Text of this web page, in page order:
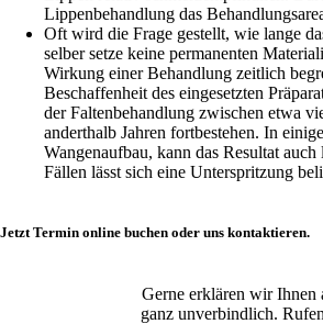
Lippenbehandlung das
Oft wird die Frage gestellt, wie lange
selber setze keine permanenten
Wirkung einer Behandlung zeitlich
Beschaffenheit des eingesetzten
der Faltenbehandlung zwischen etwa
anderthalb Jahren fortbestehen. In
Wangenaufbau, kann das Resultat
Fällen lässt sich eine Unterspritzung
Jetzt Termin online buchen oder uns kontaktieren.
Gerne erklären wir Ihnen
ganz unverbindlich.